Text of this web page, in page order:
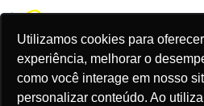
Utilizamos cookies para
experiência, melhorar o
como você interage em nosso
personalizar conteúdo. Ao